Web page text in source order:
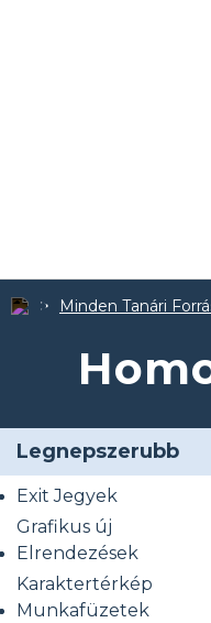
Minden Tanári
Legnepszerubb
Exit Jegyek
Grafikus új
Elrendezések
Karaktertérkép
Munkafüzetek